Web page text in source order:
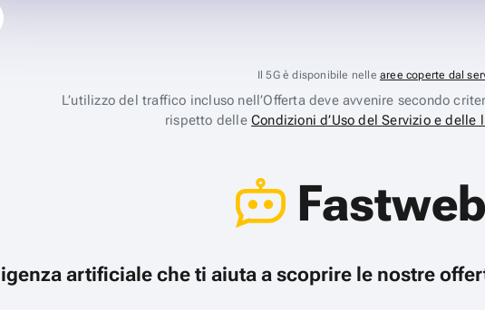
Il 5G è disponibile nelle aree coperte dal
L’utilizzo del traffico incluso nell’Offerta deve avvenire secondo
rispetto delleCondizioni d’Uso del Servizio e
artificiale che ti aiuta a scoprire le nostre